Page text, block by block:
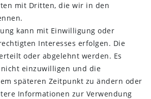
mit Dritten, die wir in den
kann mit Einwilligung oder
Interesses erfolgen. Die
oder abgelehnt werden. Es
nicht einzuwilligen und die
späteren Zeitpunkt zu ändern oder
Informationen zur Verwendung